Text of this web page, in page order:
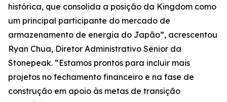
histórica, que consolida a posição da Kingdom como
um principal participante do mercado de
armazenamento de energia do Japão”, acrescentou
Ryan Chua, Diretor Administrativo Sênior da
Stonepeak. “Estamos prontos para incluir mais
projetos no fechamento financeiro e na fase de
construção em apoio às metas de transição